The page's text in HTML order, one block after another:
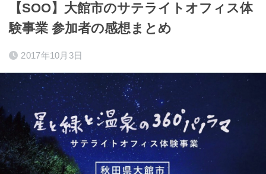
【SOO】大館市のサテライトオフィス体
験事業 参加者の感想まとめ
2017年10月3日